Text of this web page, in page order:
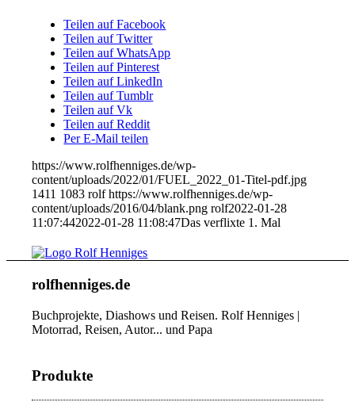
Teilen auf Facebook
Teilen auf Twitter
Teilen auf WhatsApp
Teilen auf Pinterest
Teilen auf LinkedIn
Teilen auf Tumblr
Teilen auf Vk
Teilen auf Reddit
Per E-Mail teilen
https://www.rolfhenniges.de/wp-
content/uploads/2022/01/FUEL_2022_01-Titel-pdf.jpg
1411 1083 rolf https://www.rolfhenniges.de/wp-
content/uploads/2016/04/blank.png rolf2022-01-28
11:07:442022-01-28 11:08:47Das verflixte 1. Mal
rolfhenniges.de
Buchprojekte, Diashows und Reisen. Rolf Henniges |
Motorrad, Reisen, Autor... und Papa
Produkte